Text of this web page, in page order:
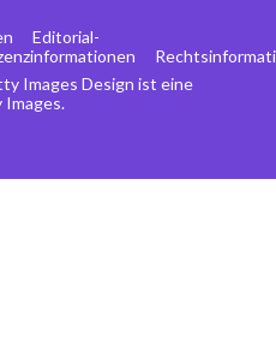
Images Design ist eine
Editorial-